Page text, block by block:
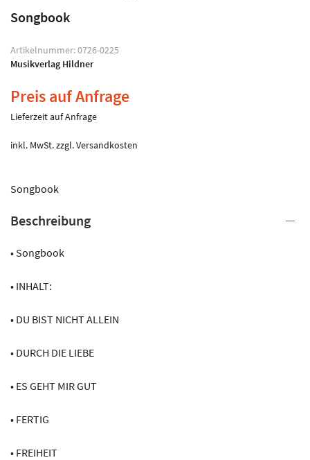
Songbook
Artikelnummer:0726-0225
Musikverlag Hildner
Preis auf Anfrage
Lieferzeit auf Anfrage
inkl. MwSt.zzgl.Versandkosten
Songbook
Beschreibung
• Songbook
• INHALT:
• DU BIST NICHT ALLEIN
• DURCH DIE LIEBE
• ES GEHT MIR GUT
• FERTIG
• FREIHEIT